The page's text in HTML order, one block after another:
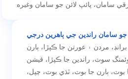
سامان، پائپ لائن جو سامان وغيره
سامان راندين جي ٻاهرين درجي
مردن ۽ عورتن جا ڪپڙا، ٻارن
سوٽ، راندين جا ڪپڙا، فيشن
بوٽ، ٻارن جا بوٽ، ٿڌي بوٽ، چپل،